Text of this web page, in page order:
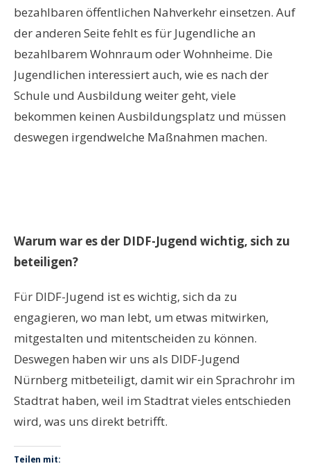
bezahlbaren öffentlichen Nahverkehr einsetzen. Auf
der anderen Seite fehlt es für Jugendliche an
bezahlbarem Wohnraum oder Wohnheime. Die
Jugendlichen interessiert auch, wie es nach der
Schule und Ausbildung weiter geht, viele
bekommen keinen Ausbildungsplatz und müssen
deswegen irgendwelche Maßnahmen machen.
Warum war es der DIDF-Jugend wichtig, sich zu
beteiligen?
Für DIDF-Jugend ist es wichtig, sich da zu
engagieren, wo man lebt, um etwas mitwirken,
mitgestalten und mitentscheiden zu können.
Deswegen haben wir uns als DIDF-Jugend
Nürnberg mitbeteiligt, damit wir ein Sprachrohr im
Stadtrat haben, weil im Stadtrat vieles entschieden
wird, was uns direkt betrifft.
Teilen mit: